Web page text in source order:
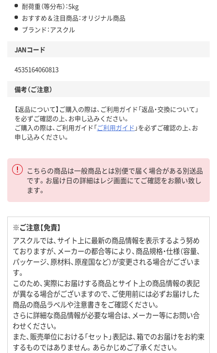
耐荷重（等分布）：5kg
おすすめ＆注目商品：オリジナル商品
ブランド：アスクル
JANコード
4535164060813
備考（ご注意）
【返品について】ご購入の際は、ご利用ガイド「返品・交換について」
を必ずご確認の上、お申し込みください。
ご購入の際は、ご利用ガイド「ご利用ガイド 」を必ずご確認の上、お
申し込みください。
こちらの商品は一般商品とは別便で届く場合がある別送品
です。お届け日の詳細はレジ画面にてご確認をお願い致し
ます。
※ご注意【免責】
アスクルでは、サイト上に最新の商品情報を表示するよう努め
ておりますが、メーカーの都合等により、商品規格・仕様（容量、
パッケージ、原材料、原産国など）が変更される場合がございま
す。
このため、実際にお届けする商品とサイト上の商品情報の表記
が異なる場合がございますので、ご使用前には必ずお届けした
商品の商品ラベルや注意書きをご確認ください。
さらに詳細な商品情報が必要な場合は、メーカー等にお問い合
わせください。
また、販売単位における「セット」表記は、箱でのお届けをお約束
するものではありません。あらかじめご了承ください。